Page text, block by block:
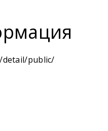
detail/public/